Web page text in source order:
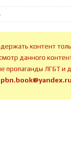
контент
данного
пропаганды ЛГБТ и
pbn.book@yandex.ru